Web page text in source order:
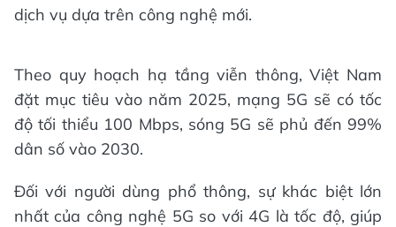
dịch vụ dựa trên công nghệ mới.
Theo quy hoạch hạ tầng viễn thông, Việt Nam
đặt mục tiêu vào năm 2025, mạng 5G sẽ có tốc
độ tối thiểu 100 Mbps, sóng 5G sẽ phủ đến 99%
dân số vào 2030.
Đối với người dùng phổ thông, sự khác biệt lớn
nhất của công nghệ 5G so với 4G là tốc độ, giúp